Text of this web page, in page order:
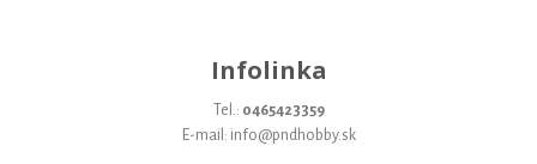
Infolinka
Tel.: 0465423359
E-mail: info@pndhobby.sk